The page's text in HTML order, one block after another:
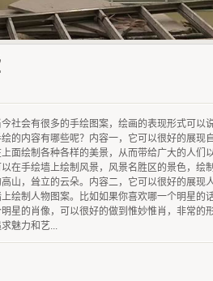
今社会有很多的手绘图案，绘画的表现形式可以
的内容有哪些呢？内容一，它可以很好的展现
面绘制各种各样的美景，从而带给广大的人们
在手绘墙上绘制风景，风景名胜区的景色，绘
高山，耸立的云朵。内容二，它可以很好的展现
绘制人物图案。比如如果你喜欢哪一个明星的
星的肖像，可以很好的做到惟妙惟肖，非常的
魅力和艺...